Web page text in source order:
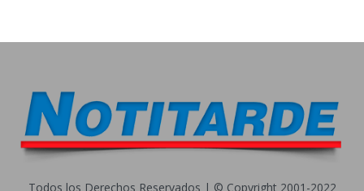
Todos los Derechos Reservados | © Copyright 2001-2022